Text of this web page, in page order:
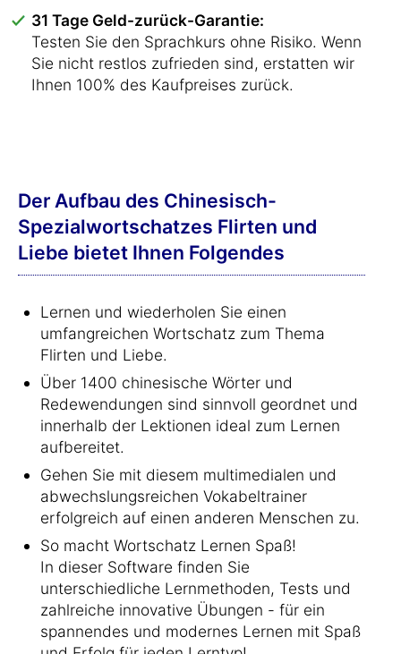
31 Tage Geld-zurück-Garantie:
Testen Sie den Sprachkurs ohne Risiko. Wenn
Sie nicht restlos zufrieden sind, erstatten wir
Ihnen 100% des Kaufpreises zurück.
Der Aufbau des Chinesisch-
Spezialwortschatzes Flirten und
Liebe bietet Ihnen Folgendes
Lernen und wiederholen Sie einen
umfangreichen Wortschatz zum Thema
Flirten und Liebe.
Über 1400 chinesische Wörter und
Redewendungen sind sinnvoll geordnet und
innerhalb der Lektionen ideal zum Lernen
aufbereitet.
Gehen Sie mit diesem multimedialen und
abwechslungsreichen Vokabeltrainer
erfolgreich auf einen anderen Menschen zu.
So macht Wortschatz Lernen Spaß!
In dieser Software finden Sie
unterschiedliche Lernmethoden, Tests und
zahlreiche innovative Übungen - für ein
spannendes und modernes Lernen mit Spaß